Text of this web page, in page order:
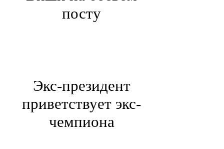
посту
Экс-президент
приветствует экс-
чемпиона